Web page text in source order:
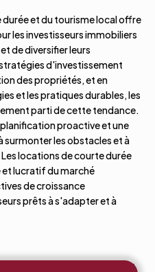
durée et du tourisme local offre
les investisseurs immobiliers
de diversifier leurs
d'investissement
des propriétés, et en
et les pratiques durables, les
parti de cette tendance.
proactive et une
surmonter les obstacles et à
locations de courte durée
lucratif du marché
de croissance
prêts à s'adapter et à